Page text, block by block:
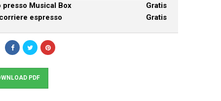
presso Musical Box
Gratis
espresso
Gratis
PDF